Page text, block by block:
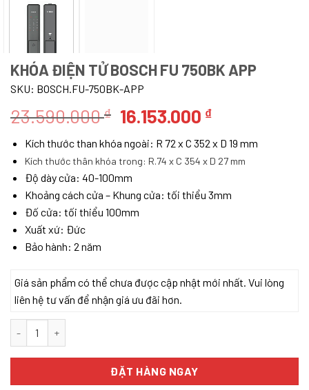
KHÓA ĐIỆN TỬ BOSCH FU 750BK APP
SKU: BOSCH.FU-750BK-APP
23.590.000₫ Giá
là:
23.590.000 ₫.
16.153.000 ₫Giá
tại
là:
16.153.000
Kích thước than khóa ngoài: R 72 x C 352 x D 19 mm
Kích thước thân khóa trong: R.74 x C 354 x D 27 mm
Độ dày cửa: 40-100mm
Khoảng cách cửa – Khung cửa: tối thiểu 3mm
Đố cửa: tối thiểu 100mm
Xuất xứ: Đức
Bảo hành: 2 năm
Giá sản phẩm có thể chưa được cập nhật mới nhất. Vui lòng
liên hệ tư vấn để nhận giá ưu đãi hơn.
ĐẶT HÀNG NGAY